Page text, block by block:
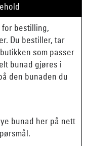
bestilling,
Du bestiller, tar
som passer
bunad gjøres i
den bunaden du
bunad her på nett